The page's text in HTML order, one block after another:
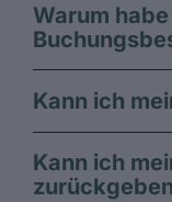
Warum
Kann ich
Kann ich